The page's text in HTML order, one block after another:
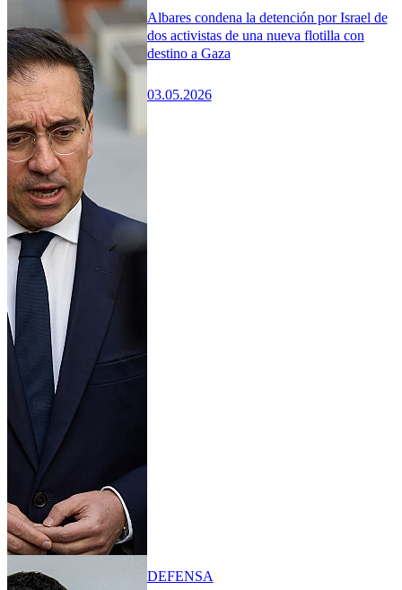
Albares condena la detención por Israel de
dos activistas de una nueva flotilla con
destino a Gaza
03.05.2026
DEFENSA